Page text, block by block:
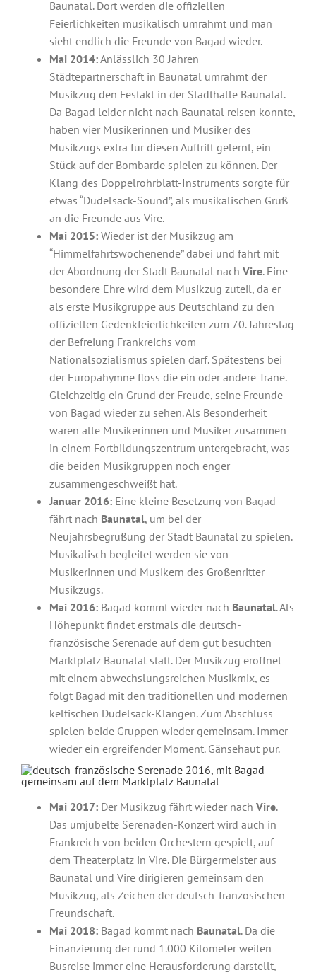
Baunatal. Dort werden die offiziellen
Feierlichkeiten musikalisch umrahmt und man
sieht endlich die Freunde von Bagad wieder.
Mai 2014:Anlässlich 30 Jahren
Städtepartnerschaft in Baunatal umrahmt der
Musikzug den Festakt in der Stadthalle Baunatal.
Da Bagad leider nicht nach Baunatal reisen konnte,
haben vier Musikerinnen und Musiker des
Musikzugs extra für diesen Auftritt gelernt, ein
Stück auf der Bombarde spielen zu können. Der
Klang des Doppelrohrblatt-Instruments sorgte für
etwas “Dudelsack-Sound”, als musikalischen Gruß
an die Freunde aus Vire.
Mai 2015:Wieder ist der Musikzug am
“Himmelfahrtswochenende” dabei und fährt mit
der Abordnung der Stadt Baunatal nach Vire. Eine
besondere Ehre wird dem Musikzug zuteil, da er
als erste Musikgruppe aus Deutschland zu den
offiziellen Gedenkfeierlichkeiten zum 70. Jahrestag
der Befreiung Frankreichs vom
Nationalsozialismus spielen darf. Spätestens bei
der Europahymne floss die ein oder andere Träne.
Gleichzeitig ein Grund der Freude, seine Freunde
von Bagad wieder zu sehen. Als Besonderheit
waren alle Musikerinnen und Musiker zusammen
in einem Fortbildungszentrum untergebracht, was
die beiden Musikgruppen noch enger
zusammengeschweißt hat.
Januar 2016:Eine kleine Besetzung von Bagad
fährt nach Baunatal, um bei der
Neujahrsbegrüßung der Stadt Baunatal zu spielen.
Musikalisch begleitet werden sie von
Musikerinnen und Musikern des Großenritter
Musikzugs.
Mai 2016:Bagad kommt wieder nach Baunatal. Als
Höhepunkt findet erstmals die deutsch-
französische Serenade auf dem gut besuchten
Marktplatz Baunatal statt. Der Musikzug eröffnet
mit einem abwechslungsreichen Musikmix, es
folgt Bagad mit den traditionellen und modernen
keltischen Dudelsack-Klängen. Zum Abschluss
spielen beide Gruppen wieder gemeinsam. Immer
wieder ein ergreifender Moment. Gänsehaut pur.
Mai 2017: Der Musikzug fährt wieder nach Vire.
Das umjubelte Serenaden-Konzert wird auch in
Frankreich von beiden Orchestern gespielt, auf
dem Theaterplatz in Vire. Die Bürgermeister aus
Baunatal und Vire dirigieren gemeinsam den
Musikzug, als Zeichen der deutsch-französischen
Freundschaft.
Mai 2018:Bagad kommt nach Baunatal. Da die
Finanzierung der rund 1.000 Kilometer weiten
Busreise immer eine Herausforderung darstellt,